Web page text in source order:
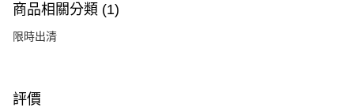
商品相關分類 (1)
限時出清
評價